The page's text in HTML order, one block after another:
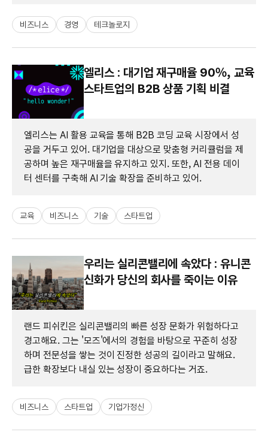
비즈니스 경영 테크놀로지
엘리스 : 대기업 재구매율 90%, 교육
스타트업의 B2B 상품 기획 비결
엘리스는 AI 활용 교육을 통해 B2B 코딩 교육 시장에서 성
공을 거두고 있어. 대기업을 대상으로 맞춤형 커리큘럼을 제
공하며 높은 재구매율을 유지하고 있지. 또한, AI 전용 데이
터 센터를 구축해 AI 기술 확장을 준비하고 있어.
교육 비즈니스 기술 스타트업
우리는 실리콘밸리에 속았다 : 유니콘
신화가 당신의 회사를 죽이는 이유
랜드 피쉬킨은 실리콘밸리의 빠른 성장 문화가 위험하다고
경고해요. 그는 '모즈'에서의 경험을 바탕으로 꾸준히 성장
하며 전문성을 쌓는 것이 진정한 성공의 길이라고 말해요.
급한 확장보다 내실 있는 성장이 중요하다는 거죠.
비즈니스 스타트업 기업가정신